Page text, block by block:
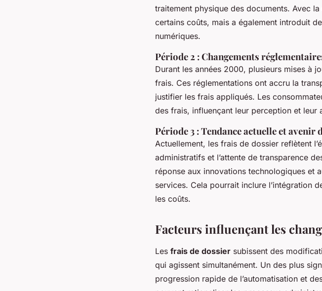
traitement physique des documents. Avec
certains coûts, mais a également introduit
numériques.
Période 2 : Changements
Durant les années 2000, plusieurs mises à
frais. Ces réglementations ont accru la
justifier les frais appliqués. Les
des frais, influençant leur perception et leur
Période 3 : Tendance actuelle et avenir
Actuellement, les frais de dossier reflètent
administratifs et l’attente de transparence
réponse aux innovations technologiques et
services. Cela pourrait inclure l’intégration
les coûts.
Facteurs influençant les
Les frais de dossier subissent des
qui agissent simultanément. Un des plus
progression rapide de l’automatisation et